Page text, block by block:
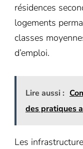
résidences
logements
classes
d’emploi.
Lire aussi :
des pratiques
Les